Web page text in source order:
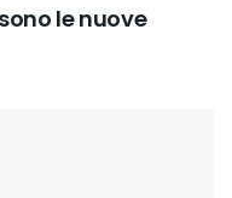
le nuove